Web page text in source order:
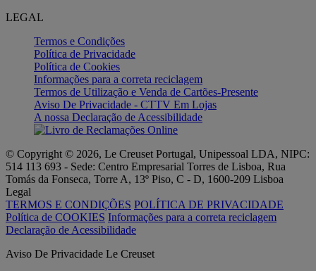
LEGAL
Termos e Condições
Política de Privacidade
Política de Cookies
Informações para a correta reciclagem
Termos de Utilização e Venda de Cartões-Presente
Aviso De Privacidade - CTTV Em Lojas
A nossa Declaração de Acessibilidade
© Copyright © 2026, Le Creuset Portugal, Unipessoal LDA, NIPC:
514 113 693 - Sede: Centro Empresarial Torres de Lisboa, Rua
Tomás da Fonseca, Torre A, 13º Piso, C - D, 1600-209 Lisboa
Legal
TERMOS E CONDIÇÕES POLÍTICA DE PRIVACIDADE
Política de COOKIES Informações para a correta reciclagem
Declaração de Acessibilidade
Aviso De Privacidade Le Creuset